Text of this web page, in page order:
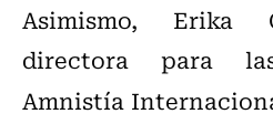
Asimismo, Erika
directora para
Amnistía